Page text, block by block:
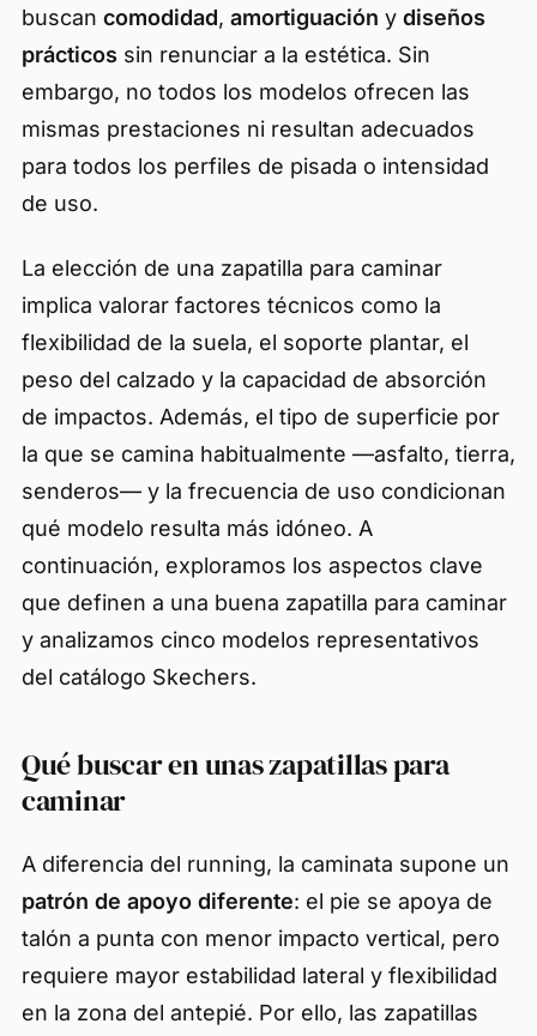
buscan comodidad, amortiguación y diseños
prácticos sin renunciar a la estética. Sin
embargo, no todos los modelos ofrecen las
mismas prestaciones ni resultan adecuados
para todos los perfiles de pisada o intensidad
de uso.
La elección de una zapatilla para caminar
implica valorar factores técnicos como la
flexibilidad de la suela, el soporte plantar, el
peso del calzado y la capacidad de absorción
de impactos. Además, el tipo de superficie por
la que se camina habitualmente —asfalto, tierra,
senderos— y la frecuencia de uso condicionan
qué modelo resulta más idóneo. A
continuación, exploramos los aspectos clave
que definen a una buena zapatilla para caminar
y analizamos cinco modelos representativos
del catálogo Skechers.
Qué buscar en unas zapatillas para
caminar
A diferencia del running, la caminata supone un
patrón de apoyo diferente: el pie se apoya de
talón a punta con menor impacto vertical, pero
requiere mayor estabilidad lateral y flexibilidad
en la zona del antepié. Por ello, las zapatillas